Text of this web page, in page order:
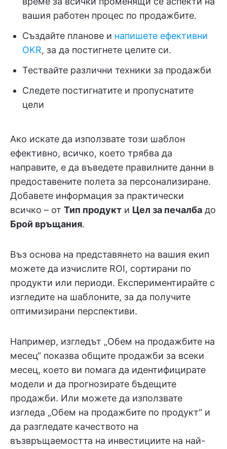
вашия работен процес по продажбите.
Създайте планове и напишете ефективни
OKR, за да постигнете целите си.
Тествайте различни техники за продажби
Следете постигнатите и пропуснатите
цели
Ако искате да използвате този шаблон
ефективно, всичко, което трябва да
направите, е да въведете правилните данни в
предоставените полета за персонализиране.
Добавете информация за практически
всичко – от Тип продукт и Цел за печалба до
Брой връщания.
Въз основа на представянето на вашия екип
можете да изчислите ROI, сортирани по
продукти или периоди. Експериментирайте с
изгледите на шаблоните, за да получите
оптимизирани перспективи.
Например, изгледът „Обем на продажбите на
месец“ показва общите продажби за всеки
месец, което ви помага да идентифицирате
модели и да прогнозирате бъдещите
продажби. Или можете да използвате
изгледа „Обем на продажбите по продукт“ и
да разгледате качеството на
възвръщаемостта на инвестициите на най-